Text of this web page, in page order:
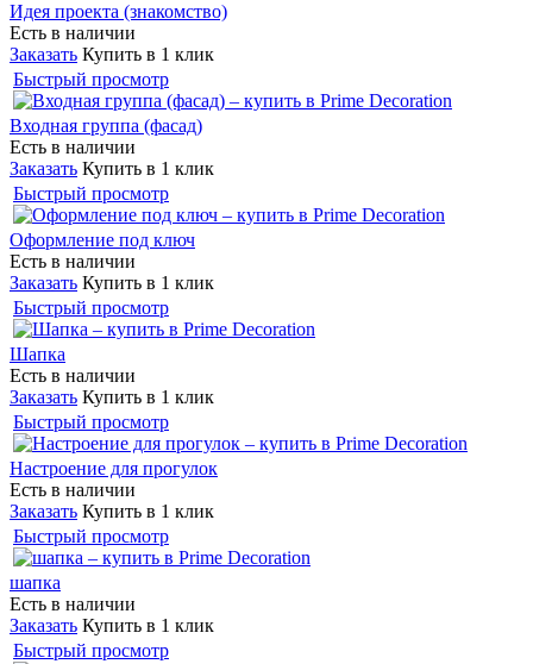
Идея проекта (знакомство)
Есть в наличии
Заказать Купить в 1 клик
Быстрый просмотр
Входная группа (фасад)
Есть в наличии
Заказать Купить в 1 клик
Быстрый просмотр
Оформление под ключ
Есть в наличии
Заказать Купить в 1 клик
Быстрый просмотр
Шапка
Есть в наличии
Заказать Купить в 1 клик
Быстрый просмотр
Настроение для прогулок
Есть в наличии
Заказать Купить в 1 клик
Быстрый просмотр
шапка
Есть в наличии
Заказать Купить в 1 клик
Быстрый просмотр